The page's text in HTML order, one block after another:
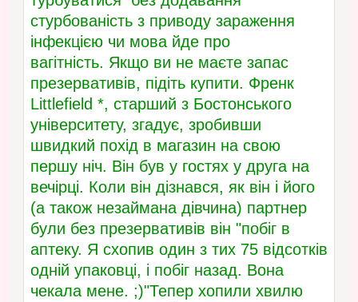
стурбованість з приводу зараження
інфекцією чи мова йде про
вагітність. Якщо ви не маєте запас
презервативів, підіть купити. Френк
Littlefield *, старший з Бостонського
університету, згадує, зробивши
швидкий похід в магазин на свою
першу ніч. Він був у гостях у друга на
вечірці. Коли він дізнався, як він і його
(а також незаймана дівчина) партнер
були без презервативів він "побіг в
аптеку. Я схопив один з тих 75 відсотків
одній упаковці, і побіг назад. Вона
чекала мене. ;)"Тепер хопили хвилю